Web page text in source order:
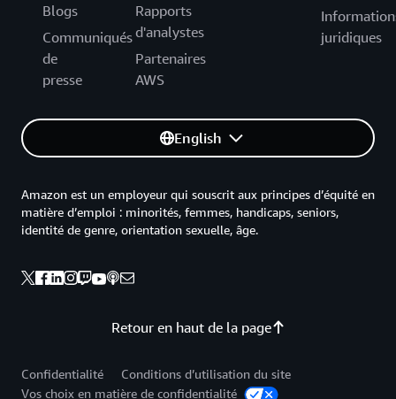
Blogs
Communiqués
de
presse
Rapports
d'analystes
Partenaires
AWS
juridiques
English
Retour en haut de la page
Amazon est un employeur qui souscrit aux principes d’équité en
matière d’emploi : minorités, femmes, handicaps, seniors,
identité de genre, orientation sexuelle, âge.
Confidentialité
Conditions d’utilisation du site
Vos choix en matière de confidentialité